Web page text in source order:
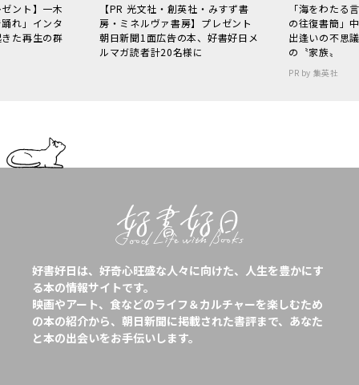
ント】一木
れ」インタ
た再生の群
【PR 光文社・創英社・みすず書
房・ミネルヴァ書房】プレゼント
朝日新聞1面広告の本、好書好日メ
ルマガ読者計20名様に
「海をわた
の往復書簡」
出逢いの不思
の〝家族〟
PR by 集英社
好書好日は、好奇心旺盛な人々に向けた、人生を豊かにす
る本の情報サイトです。
映画やアート、食などのライフ＆カルチャーを楽しむため
の本の紹介から、朝日新聞に掲載された書評まで、あなた
と本の出会いをお手伝いします。